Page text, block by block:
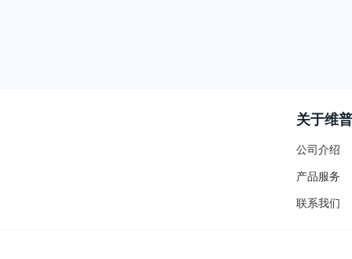
关于维普
公司介绍
产品服务
联系我们